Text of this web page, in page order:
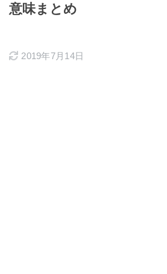
意味まとめ
2019年7月14日